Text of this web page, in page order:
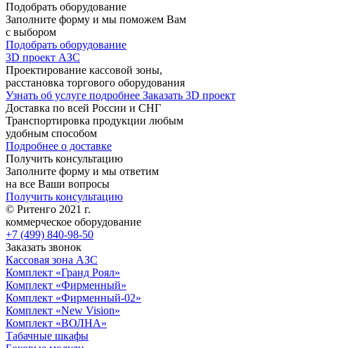
Подобрать оборудование
Заполните форму и мы поможем Вам
с выбором
Подобрать оборудование
3D проект АЗС
Проектирование кассовой зоны,
расстановка торгового оборудования
Узнать об услуге подробнее Заказать 3D проект
Доставка по всей России и СНГ
Транспортировка продукции любым
удобным способом
Подробнее о доставке
Получить консультацию
Заполните форму и мы ответим
на все Ваши вопросы
Получить консультацию
© Ритенго 2021 г.
коммерческое оборудование
+7 (499) 840-98-50
Заказать звонок
Кассовая зона АЗС
Комплект «Гранд Роял»
Комплект «Фирменный»
Комплект «Фирменный-02»
Комплект «New Vision»
Комплект «ВОЛНА»
Табачные шкафы